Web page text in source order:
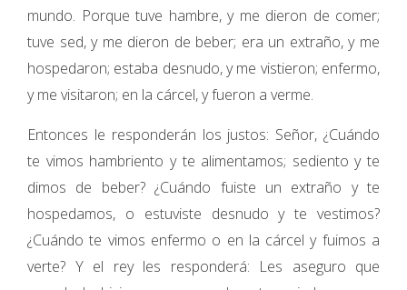
mundo. Porque tuve hambre, y me dieron de comer;
tuve sed, y me dieron de beber; era un extraño, y me
hospedaron; estaba desnudo, y me vistieron; enfermo,
y me visitaron; en la cárcel, y fueron a verme.
Entonces le responderán los justos: Señor, ¿Cuándo
te vimos hambriento y te alimentamos; sediento y te
dimos de beber? ¿Cuándo fuiste un extraño y te
hospedamos, o estuviste desnudo y te vestimos?
¿Cuándo te vimos enfermo o en la cárcel y fuimos a
verte? Y el rey les responderá: Les aseguro que